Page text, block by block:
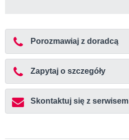
Porozmawiaj z doradcą
Zapytaj o szczegóły
Skontaktuj się z serwisem